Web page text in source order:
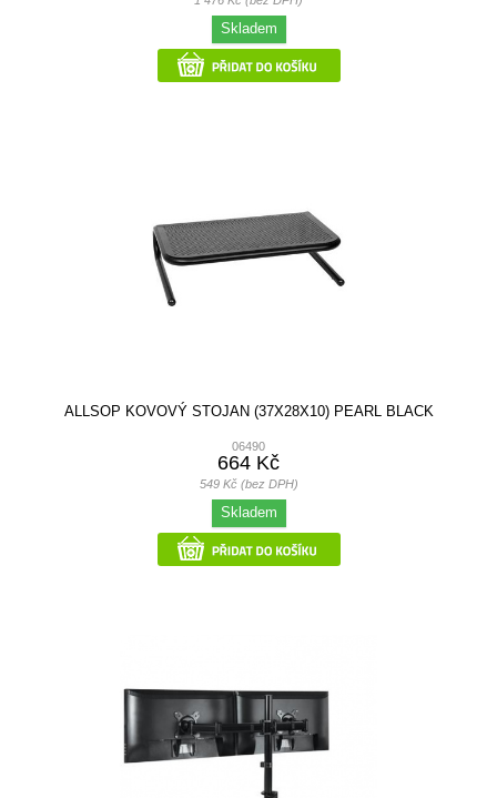
Skladem
ALLSOP KOVOVÝ STOJAN (37X28X10) PEARL BLACK
06490
664 Kč
549 Kč (bez DPH)
Skladem